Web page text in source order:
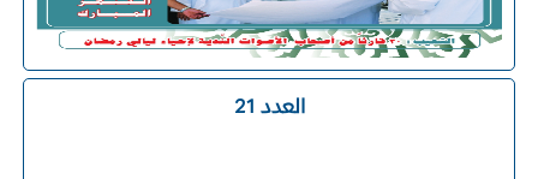
العدد 21